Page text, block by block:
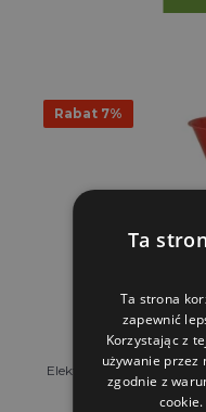
Rabat 7%
Elektryczna kruszarka
Ta
Ta strona
zapewnić
Korzystając z
używanie przez
zgodnie z
cookie.